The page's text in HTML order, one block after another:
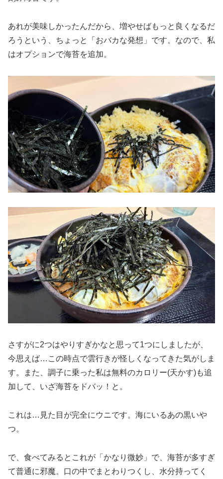
あれが美味しかったんだから、増やせばもっと良くなるだ
ろうという、ちょっと「おバカな発想」です。なので、私
はオプションで海苔を追加。
さすがに2つはやりすぎかなと思って1つにしましたが、
今思えば…この時点で雲行きが怪しくなってきた気がしま
す。また、調子に乗った私は無料のカロリー(天かす)も追
加して、いざ海苔をドバッ！と。
これは…見た目が完全にウニです。海にいるあの黒いや
つ。
で、食べてみるとこれが「かなり微妙」で、海苔が多すぎ
て普通に邪魔。口の中でまとわりつくし、水分持ってく